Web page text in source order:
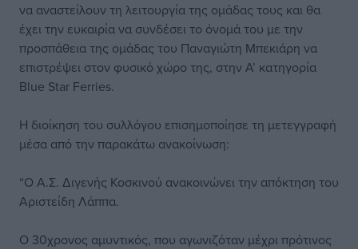
να αναστείλουν τη λειτουργία της ομάδας τους και θα
έχει την ευκαιρία να συνδέσει το όνομά του με την
προσπάθεια της ομάδας του Παναγιώτη Μπεκιάρη να
επιστρέψει στον φυσικό χώρο της, στην Α’ κατηγορία
Blue Star Ferries.
Η διοίκηση του συλλόγου επισημοποίησε τη μετεγγραφή
μέσα από την παρακάτω ανακοίνωση:
“Ο Α.Σ. Διγενής Κοσκινού ανακοινώνει την απόκτηση του
Αριστείδη Λάππα.
Ο 30χρονος αμυντικός, που αγωνιζόταν μέχρι πρότινος